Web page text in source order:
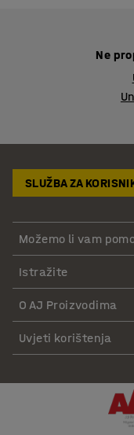
Ne
SLUŽBA ZA
Možemo li vam
Istražite
O AJ Proizvodima
Uvjeti korištenja